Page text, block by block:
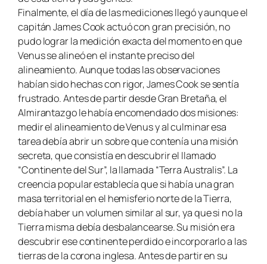
Finalmente, el día de las mediciones llegó y aunque el
capitán James Cook actuó con gran precisión, no
pudo lograr la medición exacta del momento en que
Venus se alineó en el instante preciso del
alineamiento. Aunque todas las observaciones
habían sido hechas con rigor, James Cook se sentía
frustrado. Antes de partir desde Gran Bretaña, el
Almirantazgo le había encomendado dos misiones:
medir el alineamiento de Venus y al culminar esa
tarea debía abrir un sobre que contenía una misión
secreta, que consistía en descubrir el llamado
“Continente del Sur”, la llamada “Terra Australis”. La
creencia popular establecía que si había una gran
masa territorial en el hemisferio norte de la Tierra,
debía haber un volumen similar al sur, ya que si no la
Tierra misma debía desbalancearse. Su misión era
descubrir ese continente perdido e incorporarlo a las
tierras de la corona inglesa. Antes de partir en su